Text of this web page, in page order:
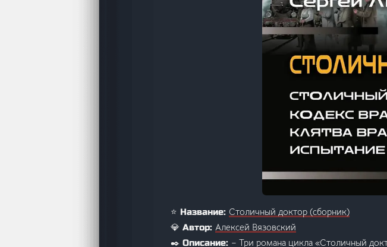
⭐ Название: Столичный доктор (сборник)
💎 Автор: Алексей Вязовский
✒️ Описание: – Три романа цикла «Столичный